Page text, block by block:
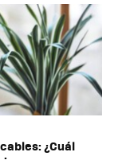
¿Cuál